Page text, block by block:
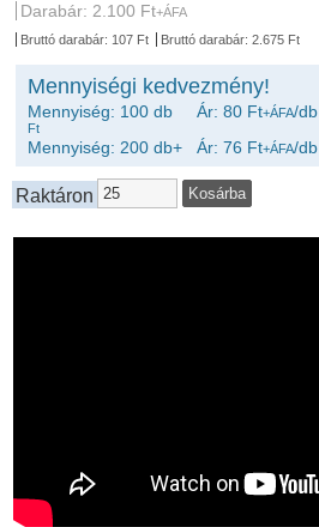
Darabár: 2.100 Ft+ÁFA
Bruttó darabár: 107 Ft
Bruttó darabár: 2.675 Ft
Mennyiségi kedvezmény!
Mennyiség: 100 db Ár: 80 Ft+ÁFA/db
Ft
Mennyiség: 200 db+ Ár: 76 Ft+ÁFA/db
Raktáron